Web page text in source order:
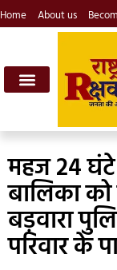
Home About us
महज 24
बालिका
बड़वारा
परिवार के